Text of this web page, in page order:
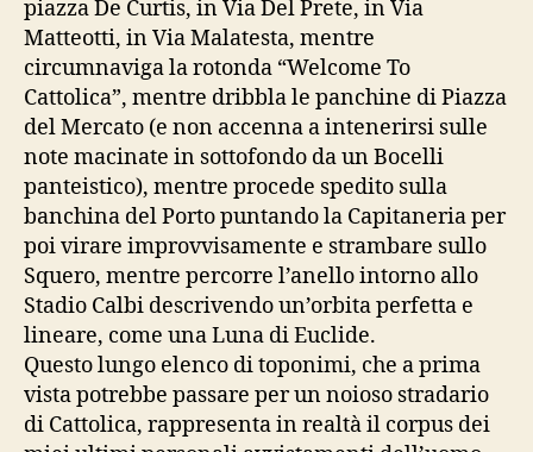
piazza De Curtis, in Via Del Prete, in Via
Matteotti, in Via Malatesta, mentre
circumnaviga la rotonda “Welcome To
Cattolica”, mentre dribbla le panchine di Piazza
del Mercato (e non accenna a intenerirsi sulle
note macinate in sottofondo da un Bocelli
panteistico), mentre procede spedito sulla
banchina del Porto puntando la Capitaneria per
poi virare improvvisamente e strambare sullo
Squero, mentre percorre l’anello intorno allo
Stadio Calbi descrivendo un’orbita perfetta e
lineare, come una Luna di Euclide.
Questo lungo elenco di toponimi, che a prima
vista potrebbe passare per un noioso stradario
di Cattolica, rappresenta in realtà il corpus dei